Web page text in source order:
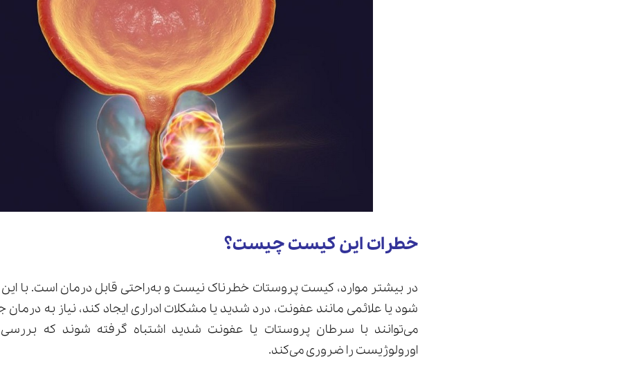
خطرات این کیست چیست؟
در بیشتر موارد، کیست پروستات خطرناک نیست و به‌راحتی قابل درمان است. با
شود یا علائمی مانند عفونت، درد شدید یا مشکلات ادراری ایجاد کند، نیاز به درمان
می‌توانند با سرطان پروستات یا عفونت شدید اشتباه گرفته شوند که
اورولوژیست را ضروری می‌کند.